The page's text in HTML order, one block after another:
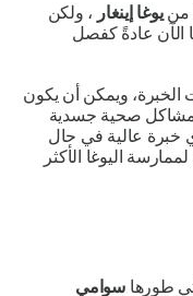
يوغا إينغار، ولكن
الآن عادةً كفصل
ويمكن أن يكون
مشاكل صحية جسدية
عالية في حال
اليوغا الأكثر
طورهاسوامي